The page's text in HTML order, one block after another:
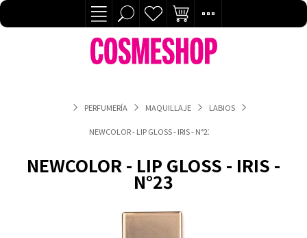
PERFUMERÍA MAQUILLAJE LABIOS
NEWCOLOR - LIP GLOSS - IRIS - N°23
NEWCOLOR - LIP GLOSS - IRIS -
N°23